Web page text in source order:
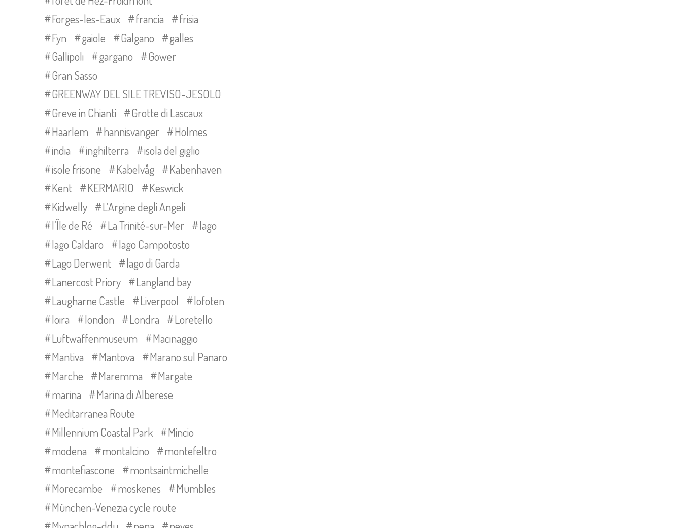
Forges-les-Eaux
francia
frisia
Fyn
gaiole Galgano
galles
Gallipoli
gargano
Gower
Gran Sasso
GREENWAY DEL SILE TREVISO-JESOLO
Greve in Chianti
Grotte di Lascaux
Haarlem
hannisvanger
Holmes
india
inghilterra
isola del giglio
isole frisone
Kabelvåg
Kabenhaven
Kent
KERMARIO
Keswick
Kidwelly
L’Argine degli Angeli
l’Île de Ré
La Trinité-sur-Mer
lago
lago Caldaro
lago Campotosto
Lago Derwent
lago di Garda
Lanercost Priory
Langland bay
Laugharne Castle
Liverpool
lofoten
loira
london Londra
Loretello
Luftwaffenmuseum
Macinaggio
Mantiva
Mantova
Marano sul Panaro
Marche
Maremma
Margate
marina
Marina di Alberese
Meditarranea Route
Millennium Coastal Park
Mincio
modena
montalcino
montefeltro
montefiascone
montsaintmichelle
Morecambe
moskenes
Mumbles
München-Venezia cycle route